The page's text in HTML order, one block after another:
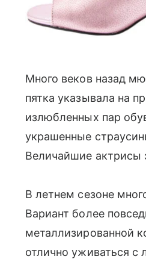
Много веков назад
пятка указывала на
излюбленных пар
украшенные
Величайшие актрисы
В летнем сезоне
Вариант более
металлизированной
отлично уживаться